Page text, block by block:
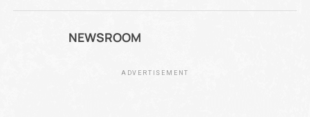
NEWSROOM
ADVERTISEMENT